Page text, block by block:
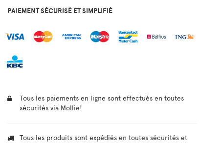
PAIEMENT SÉCURISÉ ET SIMPLIFIÉ
Tous les paiements en ligne sont effectués en toutes
sécurités via Mollie!
Tous les produits sont expédiés en toutes sécurités et